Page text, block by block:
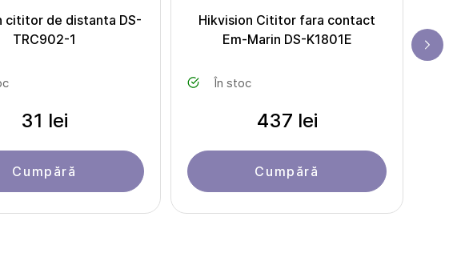
cititor de distanta DS-
TRC902-1
31 lei
Cumpără
Hikvision Cititor fara contact
Em-Marin DS-K1801E
În stoc
437 lei
Cumpără